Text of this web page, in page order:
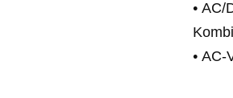
• AC/
• AC-